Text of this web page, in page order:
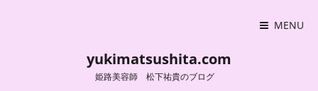
MENU
yukimatsushita.com
姫路美容師 松下祐貴のブログ